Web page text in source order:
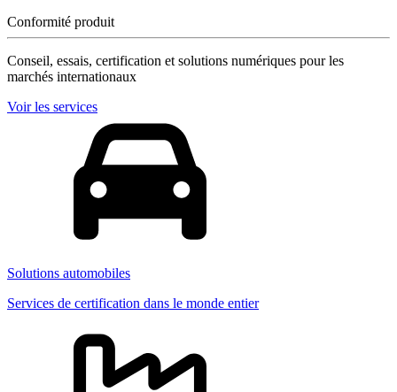
Conformité produit
Conseil, essais, certification et solutions numériques pour les
marchés internationaux
Voir les services
Solutions automobiles
Services de certification dans le monde entier